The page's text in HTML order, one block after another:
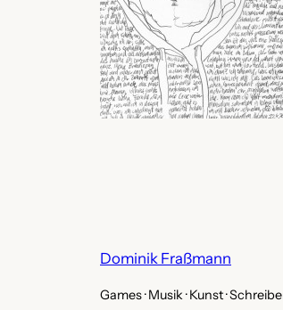
Dominik Fraßmann
Games · Musik · Kunst ·